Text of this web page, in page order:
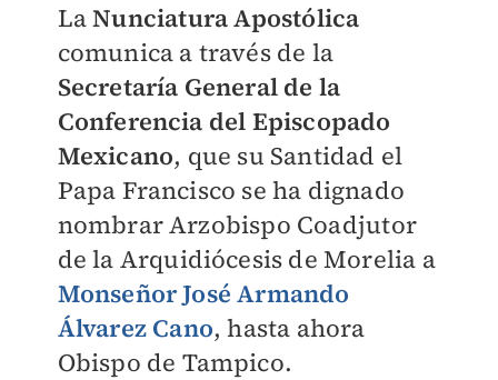
LaNunciatura Apostólica
comunica a través de la
Secretaría General de la
Conferencia del Episcopado
Mexicano, que su Santidad el
Papa Francisco se ha dignado
nombrar Arzobispo Coadjutor
de la Arquidiócesis de Morelia a
Monseñor José Armando
Álvarez Cano, hasta ahora
Obispo de Tampico.